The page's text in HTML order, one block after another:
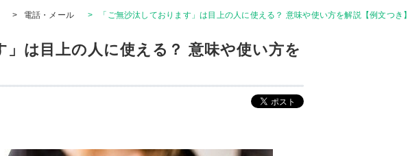
> 電話・メール > 「ご無沙汰しております」は目上の人に使える？ 意味や使い方を解説【例文つき】
」は目上の人に使える？ 意味や使い方を